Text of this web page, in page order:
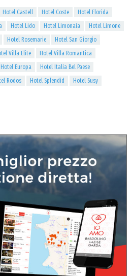
Hotel Castell Hotel Coste
Hotel Florida
Hotel Lido Hotel Limonaia
Hotel Limone
Hotel Rosemarie
Hotel San Giorgio
Villa Elite
Hotel Villa Romantica
Hotel Europa
Hotel Italia Bel Paese
Rodos Hotel Splendid
Hotel Susy